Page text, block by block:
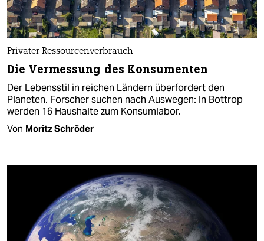
Privater Ressourcenverbrauch
Die Vermessung des Konsumenten
Der Lebensstil in reichen Ländern überfordert den
Planeten. Forscher suchen nach Auswegen: In Bottrop
werden 16 Haushalte zum Konsumlabor.
Von Moritz Schröder